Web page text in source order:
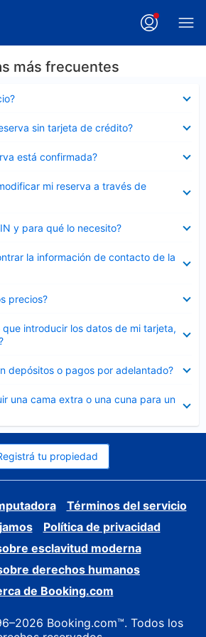
más frecuentes
sin tarjeta de crédito?
está confirmada?
mi reserva a través de
y para qué lo necesito?
la información de contacto de la
precios?
introducir los datos de mi tarjeta,
depósitos o pagos por adelantado?
una cama extra o una cuna para un
tu propiedad
Términos del servicio
Política de privacidad
esclavitud moderna
derechos humanos
de Booking.com
Booking.com™. Todos los